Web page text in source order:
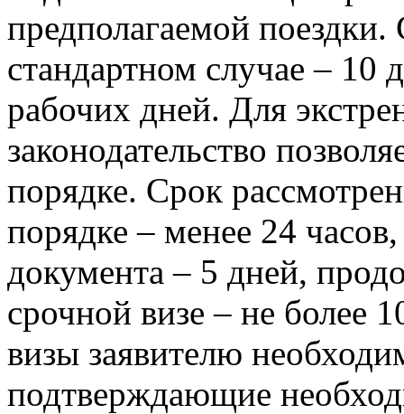
предполагаемой поездки.
стандартном случае – 10
рабочих дней. Для
законодательство
порядке. Срок
порядке – менее 24
документа – 5 дней,
срочной визе – не более
визы заявителю
подтверждающие